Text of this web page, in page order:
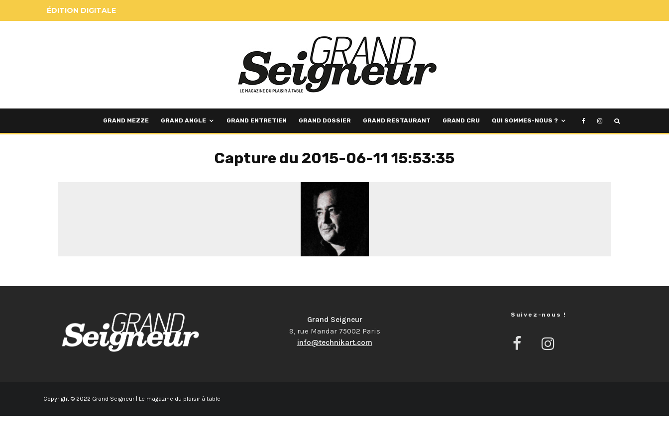
ÉDITION DIGITALE
GRAND MEZZE GRAND ANGLE GRAND ENTRETIEN GRAND DOSSIER GRAND RESTAURANT GRAND CRU QUI SOMMES-NOUS ?
Capture du 2015-06-11 15:53:35
Grand Seigneur
9, rue Mandar 75002 Paris
info@technikart.com
Suivez-nous !
Copyright © 2022 Grand Seigneur | Le magazine du plaisir à table